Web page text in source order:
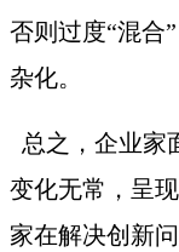
否则过度“混合
杂化。
总之，企业家
变化无常，呈
家在解决创新